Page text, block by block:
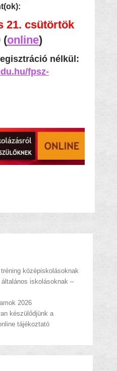
21. csütörtök
(online)
nélkül:
fpsz-
középiskolásoknak
iskolásoknak –
2026
készülődjünk a
tájékoztató